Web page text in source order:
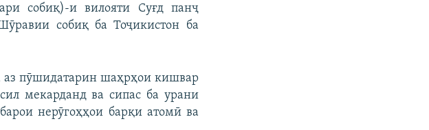
собиқ)-и вилояти Суғд панҷ
собиқ ба Тоҷикистон ба
аз пӯшидатарин шаҳрҳои кишвар
мекарданд ва сипас ба урани
нерӯгоҳҳои барқи атомӣ ва